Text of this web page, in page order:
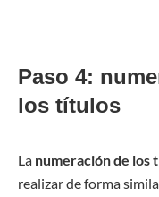
Paso 4:
los títulos
La numeración de los
realizar de forma